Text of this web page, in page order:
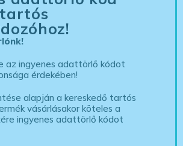
az ingyenes adattörlő kódot
érdekében!
alapján a kereskedő tartós
vásárlásakor köteles a
ingyenes adattörlő kódot